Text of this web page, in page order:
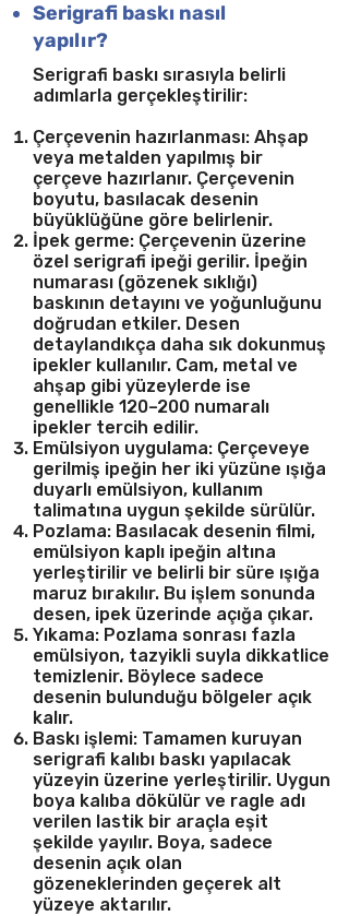
Serigrafi baskı nasıl
yapılır?
Serigrafi baskı sırasıyla belirli
adımlarla gerçekleştirilir:
Çerçevenin hazırlanması: Ahşap
veya metalden yapılmış bir
çerçeve hazırlanır. Çerçevenin
boyutu, basılacak desenin
büyüklüğüne göre belirlenir.
İpek germe: Çerçevenin üzerine
özel serigrafi ipeği gerilir. İpeğin
numarası (gözenek sıklığı)
baskının detayını ve yoğunluğunu
doğrudan etkiler. Desen
detaylandıkça daha sık dokunmuş
ipekler kullanılır. Cam, metal ve
ahşap gibi yüzeylerde ise
genellikle 120–200 numaralı
ipekler tercih edilir.
Emülsiyon uygulama: Çerçeveye
gerilmiş ipeğin her iki yüzüne ışığa
duyarlı emülsiyon, kullanım
talimatına uygun şekilde sürülür.
Pozlama: Basılacak desenin filmi,
emülsiyon kaplı ipeğin altına
yerleştirilir ve belirli bir süre ışığa
maruz bırakılır. Bu işlem sonunda
desen, ipek üzerinde açığa çıkar.
Yıkama: Pozlama sonrası fazla
emülsiyon, tazyikli suyla dikkatlice
temizlenir. Böylece sadece
desenin bulunduğu bölgeler açık
kalır.
Baskı işlemi: Tamamen kuruyan
serigrafi kalıbı baskı yapılacak
yüzeyin üzerine yerleştirilir. Uygun
boya kalıba dökülür ve ragle adı
verilen lastik bir araçla eşit
şekilde yayılır. Boya, sadece
desenin açık olan
gözeneklerinden geçerek alt
yüzeye aktarılır.